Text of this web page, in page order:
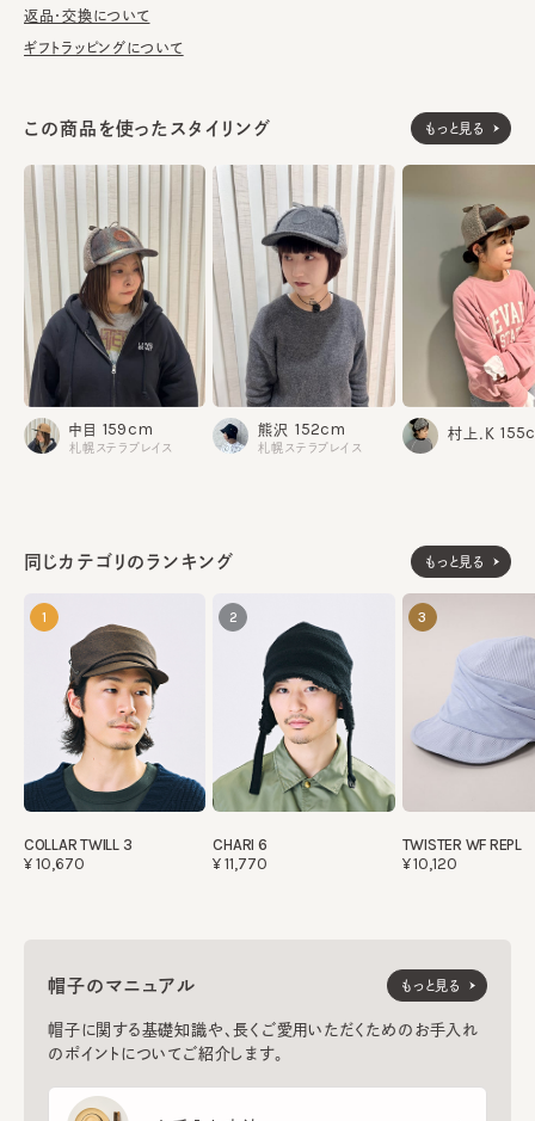
が汚れてしまう前の対策として、汗止めのハットライナーのお勧め
まっすぐ引き出してください。逆向きに引っ張るとスベリを破損する
可能性がございます。）
※柄の出方は個体差があります。
表地：ウール73% ナイロン20% アルパカ7%
部分：ポリエステル100%
裏地：綿100%
飾り部分：ポリエステル75% ポリウレタン25%
飾り部分：牛革
made in JAPAN
返品・交換について
ギフトラッピングについて
同じカテゴリのランキング もっと見る
1
COLLAR TWILL 3
¥10,670
2
CHARI 6
¥11,770
3
TWISTER WF REPL
¥10,120
帽子のマニュアル
帽子に関する基礎知識や、長くご愛用いただくためのお手入れ
のポイントについてご紹介します。
もっと見る
この商品を使ったスタイリング もっと見る
中目 159cm
札幌ステラプレイス
熊沢 152cm
札幌ステラプレイス
村上.K